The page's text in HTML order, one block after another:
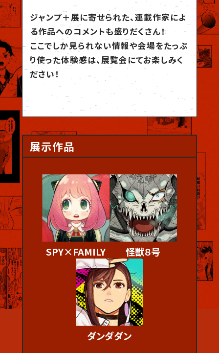
ジャンプ＋展に寄せられた、連載作家によ
る作品へのコメントも盛りだくさん！
ここでしか見られない情報や会場をたっぷ
り使った体験感は、展覧会にてお楽しみく
ださい！
展示作品
SPY×FAMILY 怪獣８号
ダンダダン